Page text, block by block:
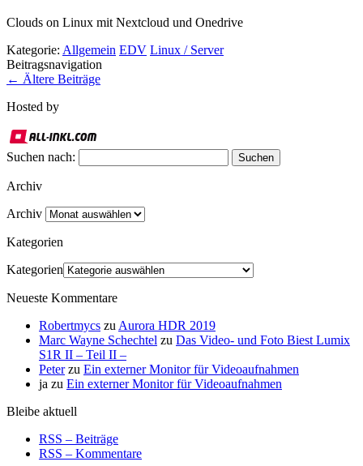
Clouds on Linux mit Nextcloud und Onedrive
Kategorie: Allgemein EDV Linux / Server
Beitragsnavigation
← Ältere Beiträge
Hosted by
Suchen nach:
Archiv
Archiv
Kategorien
Kategorien
Neueste Kommentare
Robertmycs zu Aurora HDR 2019
Marc Wayne Schechtel zu Das Video- und Foto Biest Lumix
S1R II – Teil II –
Peterzu Ein externer Monitor für Videoaufnahmen
ja zu Ein externer Monitor für Videoaufnahmen
Bleibe aktuell
RSS – Beiträge
RSS – Kommentare